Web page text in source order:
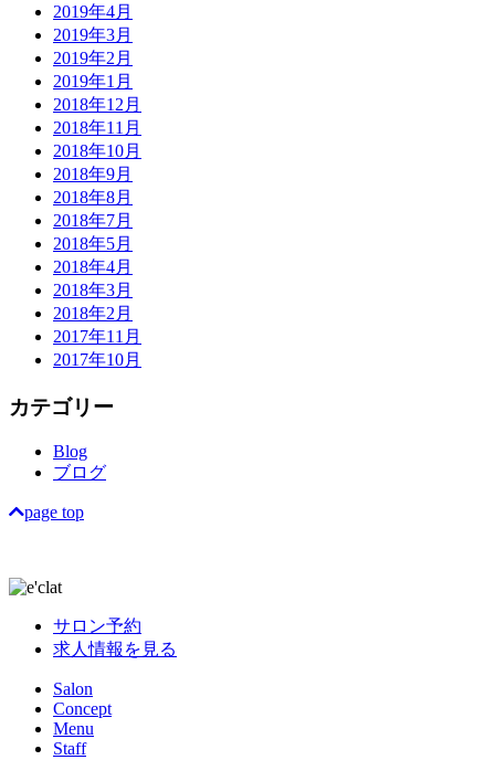
2019年4月
2019年3月
2019年2月
2019年1月
2018年12月
2018年11月
2018年10月
2018年9月
2018年8月
2018年7月
2018年5月
2018年4月
2018年3月
2018年2月
2017年11月
2017年10月
カテゴリー
Blog
ブログ
page top
サロン予約
求人情報を見る
Salon
Concept
Menu
Staff